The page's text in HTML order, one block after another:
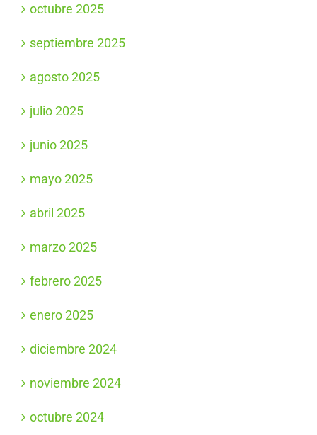
octubre 2025
septiembre 2025
agosto 2025
julio 2025
junio 2025
mayo 2025
abril 2025
marzo 2025
febrero 2025
enero 2025
diciembre 2024
noviembre 2024
octubre 2024